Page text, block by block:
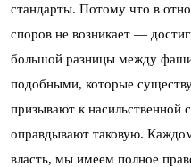
стандарты. Потому что в
споров не возникает —
большой разницы между
подобными, которые
призывают к насильственной
оправдывают таковую.
власть, мы имеем полное